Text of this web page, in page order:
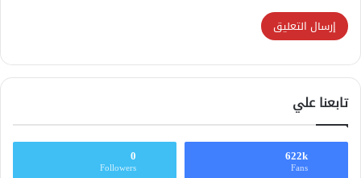
تابعنا علي
622k
Fans
0
Followers